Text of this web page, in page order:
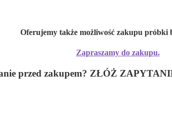
Oferujemy także możliwość zakupu próbki
Zapraszamy do zakupu.
przed zakupem? ZŁÓŻ